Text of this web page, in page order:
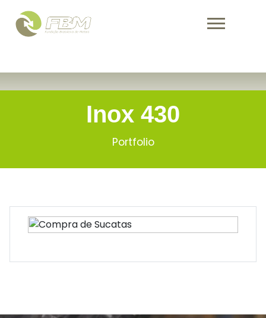
Warning : Undefined variable $activePage in
/home/fbmind/public_html/portfolio.php
Inox 430
Portfolio